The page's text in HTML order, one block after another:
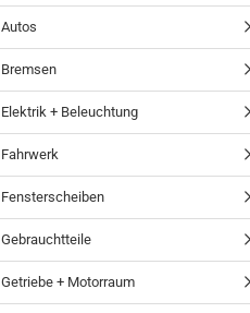
Autos
Bremsen
Elektrik + Beleuchtung
Fahrwerk
Fensterscheiben
Gebrauchtteile
Getriebe + Motorraum